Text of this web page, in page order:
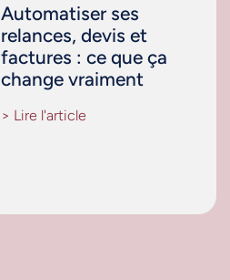
Automatiser ses
relances, devis et
factures : ce que ça
change vraiment
> Lire l'article